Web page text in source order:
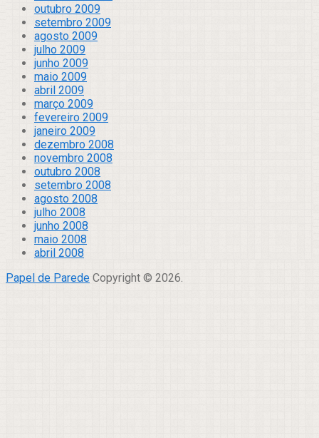
outubro 2009
setembro 2009
agosto 2009
julho 2009
junho 2009
maio 2009
abril 2009
março 2009
fevereiro 2009
janeiro 2009
dezembro 2008
novembro 2008
outubro 2008
setembro 2008
agosto 2008
julho 2008
junho 2008
maio 2008
abril 2008
Papel de Parede Copyright © 2026.